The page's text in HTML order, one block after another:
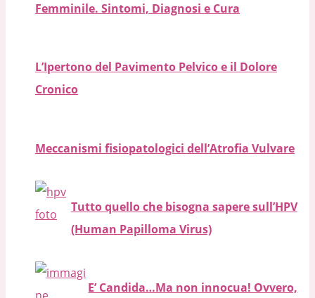
Femminile. Sintomi, Diagnosi e Cura
L’Ipertono del Pavimento Pelvico e il Dolore
Cronico
Meccanismi fisiopatologici dell’Atrofia Vulvare
Tutto quello che bisogna sapere sull’HPV
(Human Papilloma Virus)
E’ Candida…Ma non innocua! Ovvero,